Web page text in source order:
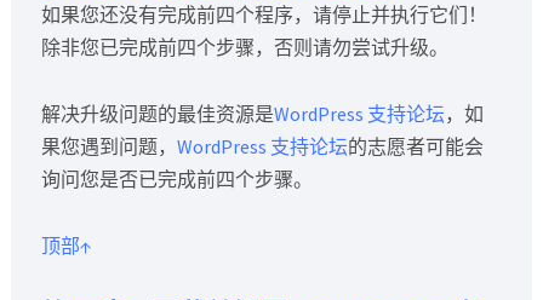
如果您还没有完成前四个程序，请停止并执行它们！
除非您已完成前四个步骤，否则请勿尝试升级。
解决升级问题的最佳资源是WordPress 支持论坛，如
果您遇到问题， WordPress 支持论坛的志愿者可能会
询问您是否已完成前四个步骤。
顶部↑